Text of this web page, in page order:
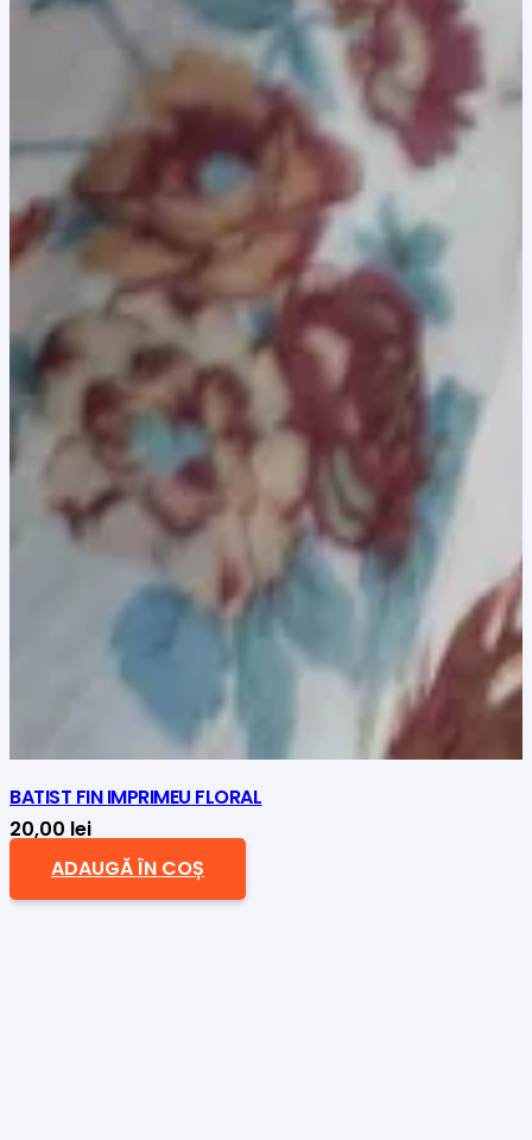
BATIST FIN IMPRIMEU FLORAL
20,00 lei
ADAUGĂ ÎN COȘ